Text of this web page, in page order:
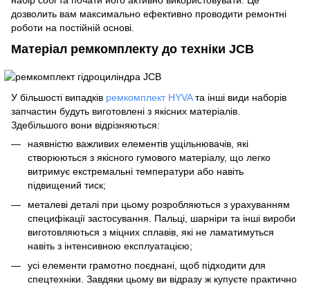
дозволить вам максимально ефективно проводити ремонтні
роботи на постійній основі.
Матеріал ремкомплекту до техніки JCB
У більшості випадків ремкомплект HYVAта інші види наборів
запчастин будуть виготовлені з якісних матеріалів.
Здебільшого вони відрізняються:
наявністю важливих елементів ущільнювачів, які
створюються з якісного гумового матеріалу, що легко
витримує екстремальні температури або навіть
підвищений тиск;
металеві деталі при цьому розробляються з урахуванням
специфікації застосування. Пальці, шарніри та інші вироби
виготовляються з міцних сплавів, які не ламатимуться
навіть з інтенсивною експлуатацією;
усі елементи грамотно поєднані, щоб підходити для
спецтехніки. Завдяки цьому ви відразу ж купуєте практично